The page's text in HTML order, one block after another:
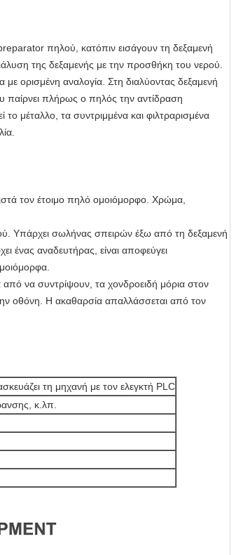
πηλού, κατόπιν εισάγουν τη δεξαμενή
της δεξαμενής με την προσθήκη του νερού.
ορισμένη αναλογία. Στη διαλύοντας δεξαμενή
παίρνει πλήρως ο πηλός την αντίδραση
μέταλλο, τα συντριμμένα και φιλτραρισμένα
τον έτοιμο πηλό ομοιόμορφο. Χρώμα,
Υπάρχει σωλήνας σπειρών έξω από τη δεξαμενή
ένας αναδευτήρας, είναι αποφεύγει
από να συντρίψουν, τα χονδροειδή μόρια στον
οθόνη. Η ακαθαρσία απαλλάσσεται από τον
τη μηχανή με τον ελεγκτή PLC
κ.λπ.